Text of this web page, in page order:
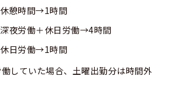
憩時間→1時間
夜労働＋休日労働→4時間
日労働→1時間
していた場合、土曜出勤分は時間外